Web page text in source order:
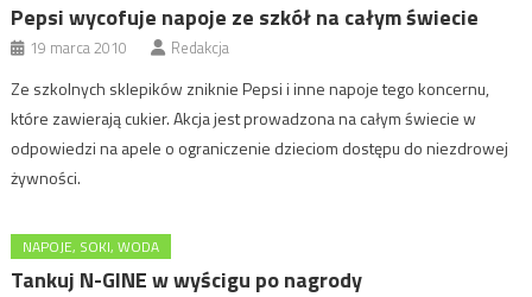
Pepsi wycofuje napoje ze szkół na całym świecie
19 marca 2010 Redakcja
Ze szkolnych sklepików zniknie Pepsi i inne napoje tego koncernu,
które zawierają cukier. Akcja jest prowadzona na całym świecie w
odpowiedzi na apele o ograniczenie dzieciom dostępu do niezdrowej
żywności.
NAPOJE, SOKI, WODA
Tankuj N-GINE w wyścigu po nagrody